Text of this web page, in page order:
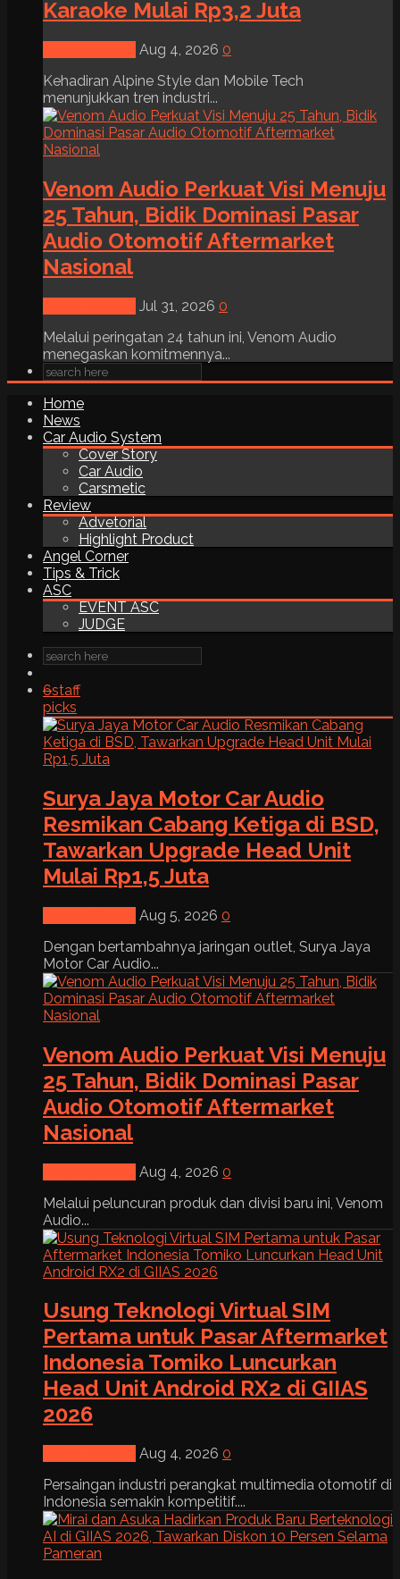
Karaoke Mulai Rp3,2 Juta
Aug 4, 2026 0
Kehadiran Alpine Style dan Mobile Tech
menunjukkan tren industri...
Venom Audio Perkuat Visi Menuju
25 Tahun, Bidik Dominasi Pasar
Audio Otomotif Aftermarket
Nasional
Jul 31, 2026 0
Melalui peringatan 24 tahun ini, Venom Audio
menegaskan komitmennya...
Home
News
Car Audio System
Cover Story
Car Audio
Carsmetic
Review
Advetorial
Highlight Product
Angel Corner
Tips & Trick
ASC
EVENT ASC
JUDGE
6staff
picks
Surya Jaya Motor Car Audio
Resmikan Cabang Ketiga di BSD,
Tawarkan Upgrade Head Unit
Mulai Rp1,5 Juta
Aug 5, 2026 0
Dengan bertambahnya jaringan outlet, Surya Jaya
Motor Car Audio...
Venom Audio Perkuat Visi Menuju
25 Tahun, Bidik Dominasi Pasar
Audio Otomotif Aftermarket
Nasional
Aug 4, 2026 0
Melalui peluncuran produk dan divisi baru ini, Venom
Audio...
Usung Teknologi Virtual SIM
Pertama untuk Pasar Aftermarket
Indonesia Tomiko Luncurkan
Head Unit Android RX2 di GIIAS
2026
Aug 4, 2026 0
Persaingan industri perangkat multimedia otomotif di
Indonesia semakin kompetitif....